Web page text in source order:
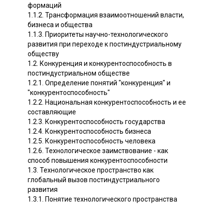
формаций
1.1.2. Трансформация взаимоотношений власти,
бизнеса и общества
1.1.3. Приоритеты научно-технологического
развития при переходе к постиндустриальному
обществу
1.2. Конкуренция и конкурентоспособность в
постиндустриальном обществе
1.2.1. Определение понятий "конкуренция" и
"конкурентоспособность"
1.2.2. Национальная конкурентоспособность и ее
составляющие
1.2.3. Конкурентоспособность государства
1.2.4. Конкурентоспособность бизнеса
1.2.5. Конкурентоспособность человека
1.2.6. Технологическое заимствование - как
способ повышения конкурентоспособности
1.3. Технологическое пространство как
глобальный вызов постиндустриального
развития
1.3.1. Понятие технологического пространства